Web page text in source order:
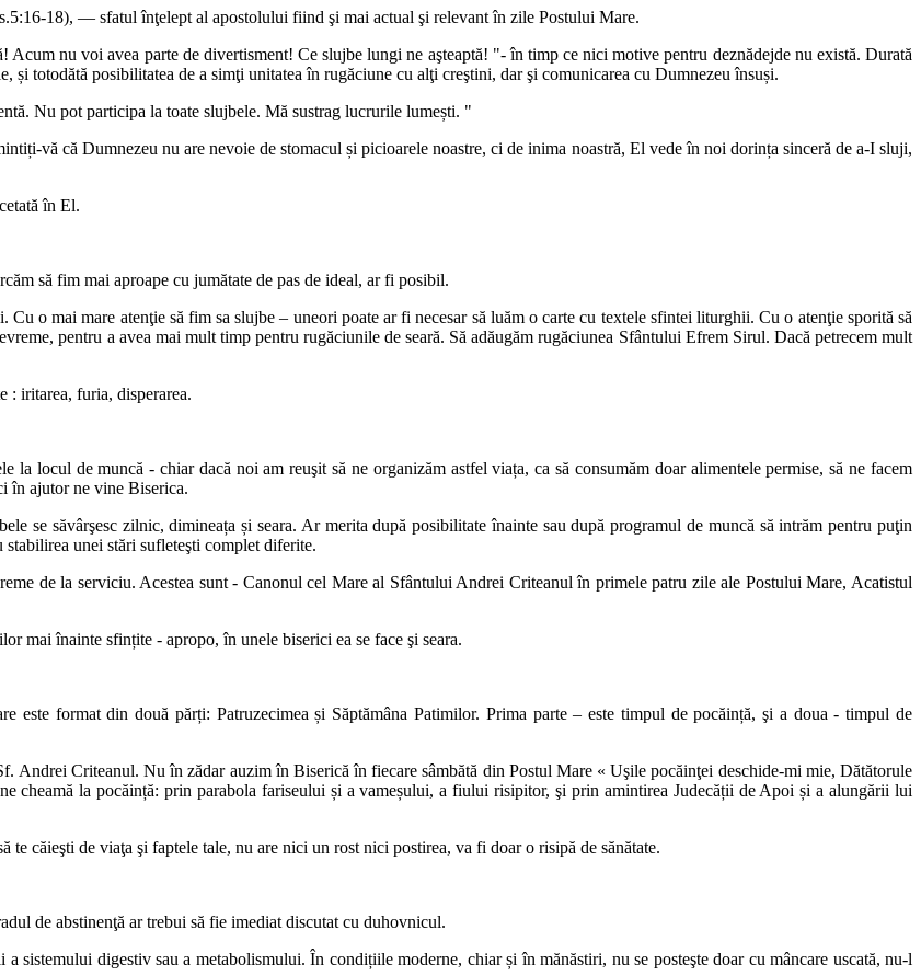
18), — sfatul înţelept al apostolului fiind şi mai actual şi relevant în zile Postului Mare.
Acum nu voi avea parte de divertisment! Ce slujbe lungi ne aşteaptă! "- în timp ce nici motive pentru deznădejde nu există. Durată
totodătă posibilitatea de a simţi unitatea în rugăciune cu alţi creştini, dar şi comunicarea cu Dumnezeu însuși.
Nu pot participa la toate slujbele. Mă sustrag lucrurile lumești. "
vă că Dumnezeu nu are nevoie de stomacul și picioarele noastre, ci de inima noastră, El vede în noi dorința sinceră de a-I sluji,
în El.
să fim mai aproape cu jumătate de pas de ideal, ar fi posibil.
o mai mare atenţie să fim sa slujbe – uneori poate ar fi necesar să luăm o carte cu textele sfintei liturghii. Cu o atenţie sporită să
pentru a avea mai mult timp pentru rugăciunile de seară. Să adăugăm rugăciunea Sfântului Efrem Sirul. Dacă petrecem mult
: iritarea, furia, disperarea.
locul de muncă - chiar dacă noi am reuşit să ne organizăm astfel viața, ca să consumăm doar alimentele permise, să ne facem
în ajutor ne vine Biserica.
se săvârşesc zilnic, dimineața și seara. Ar merita după posibilitate înainte sau după programul de muncă să intrăm pentru puţin
unei stări sufleteşti complet diferite.
de la serviciu. Acestea sunt - Canonul cel Mare al Sfântului Andrei Criteanul în primele patru zile ale Postului Mare, Acatistul
mai înainte sfințite - apropo, în unele biserici ea se face şi seara.
este format din două părți: Patruzecimea și Săptămâna Patimilor. Prima parte – este timpul de pocăință, şi a doua - timpul de
Andrei Criteanul. Nu în zădar auzim în Biserică în fiecare sâmbătă din Postul Mare « Uşile pocăinţei deschide-mi mie, Dătătorule
cheamă la pocăință: prin parabola fariseului și a vameșului, a fiului risipitor, şi prin amintirea Judecății de Apoi și a alungării lui
căieşti de viaţa şi faptele tale, nu are nici un rost nici postirea, va fi doar o risipă de sănătate.
de abstinenţă ar trebui să fie imediat discutat cu duhovnicul.
digestiv sau a metabolismului. În condițiile moderne, chiar și în mănăstiri, nu se posteşte doar cu mâncare uscată, nu-l